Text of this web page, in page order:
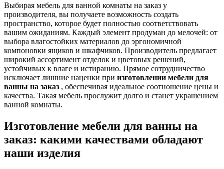
Выбирая мебель для ванной комнаты на заказ у
производителя, вы получаете возможность создать
пространство, которое будет полностью соответствовать
вашим ожиданиям. Каждый элемент продуман до мелочей: от
выбора влагостойких материалов до эргономичной
компоновки ящиков и шкафчиков. Производитель предлагает
широкий ассортимент отделок и цветовых решений,
устойчивых к влаге и истиранию. Прямое сотрудничество
исключает лишние наценки при изготовлении мебели для
ванны на заказ , обеспечивая идеальное соотношение цены и
качества. Такая мебель прослужит долго и станет украшением
ванной комнаты.
Изготовление мебели для ванны на
заказ: какими качествами обладают
наши изделия